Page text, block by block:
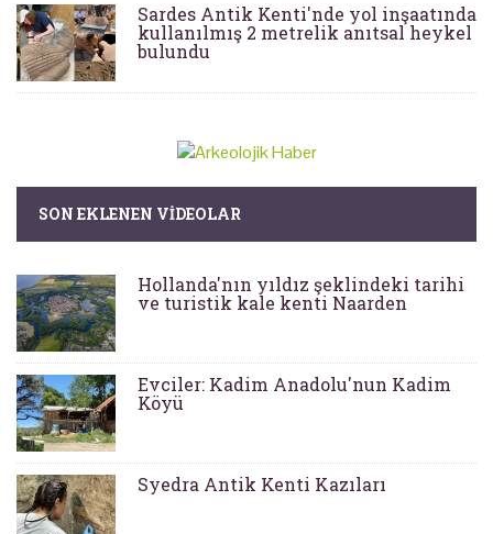
Sardes Antik Kenti'nde yol inşaatında
kullanılmış 2 metrelik anıtsal heykel
bulundu
SON EKLENEN VIDEOLAR
Hollanda'nın yıldız şeklindeki tarihi
ve turistik kale kenti Naarden
Evciler: Kadim Anadolu'nun Kadim
Köyü
Syedra Antik Kenti Kazıları